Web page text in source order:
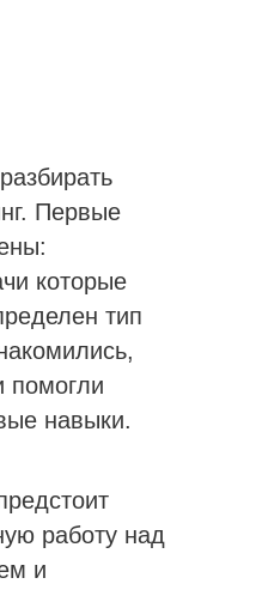
Первые
которые
тип
помогли
навыки.
работу над
и